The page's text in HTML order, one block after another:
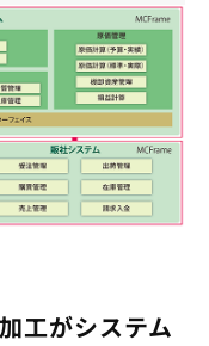
工がシステム